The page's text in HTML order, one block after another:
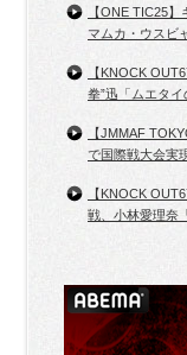
【ONE TIC25
マムカ・ウスビ
【KNOCK
拳”迅「ムエタイ
【JMMAF
で国際戦大会実
【KNOCK
戦、小林愛理奈